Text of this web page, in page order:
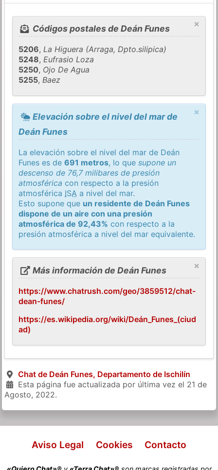
×
Códigos postales de Deán Funes
5206,La Higuera (Arraga, Dpto.silipica)
5248,Eufrasio Loza
5250, Ojo De Agua
5255,Baez
×
Elevación sobre el nivel del mar de
Deán Funes
La elevación sobre el nivel del mar de Deán
Funes es de691 metros, lo quesupone un
descenso de 76,7 milibares de presión
atmosférica con respecto a la presión
atmosférica ISA a nivel del mar.
Esto supone que un residente de Deán Funes
dispone de un aire con una presión
atmosférica de 92,43% con respecto a la
presión atmosférica a nivel del mar equivalente.
×
Más información de Deán Funes
https://www.chatrush.com/geo/3859512/chat-
dean-funes/
https://es.wikipedia.org/wiki/Deán_Funes_(ciud
ad)
Chat de Deán Funes, Departamento de Ischilín
Esta página fue actualizada por última vez el 21 de
Agosto, 2022.
Aviso Legal Cookies Contacto